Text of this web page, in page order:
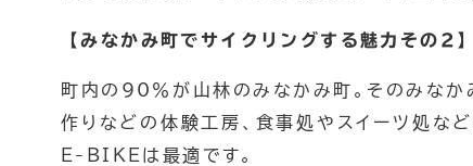
トレッキング 登山
【みなかみ町でサイクリングする魅力その2】
町内の90％が山林のみなかみ町。そのみなか
作りなどの体験工房、食事処やスイーツ処な
E-BIKEは最適です。